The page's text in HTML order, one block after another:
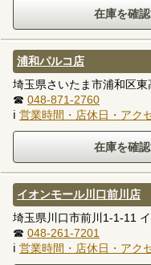
浦和パルコ店
埼玉県さいたま市浦和区
☎ 048-871-2760
ℹ 営業時間・店休日・アク
イオンモール川口前川店
埼玉県川口市前川1-1-11
☎ 048-261-7201
ℹ 営業時間・店休日・アク